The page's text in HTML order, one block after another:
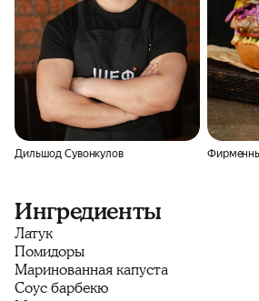
Дильшод Сувонкулов
Ингредиенты
Латук
Помидоры
Маринованная капуста
Соус барбекю